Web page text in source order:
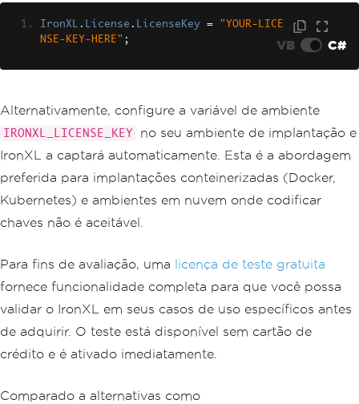
IronXL . License . LicenseKey =
"YOUR-LICE
NSE-KEY-HERE" ; VB C#
Alternativamente, configure a variável de ambiente
IRONXL_LICENSE_KEY
no seu ambiente de implantação e
IronXL a captará automaticamente. Esta é a abordagem
preferida para implantações conteinerizadas (Docker,
Kubernetes) e ambientes em nuvem onde codificar
chaves não é aceitável.
Para fins de avaliação, uma licença de teste gratuita
fornece funcionalidade completa para que você possa
validar o IronXL em seus casos de uso específicos antes
de adquirir. O teste está disponível sem cartão de
crédito e é ativado imediatamente.
Comparado a alternativas como